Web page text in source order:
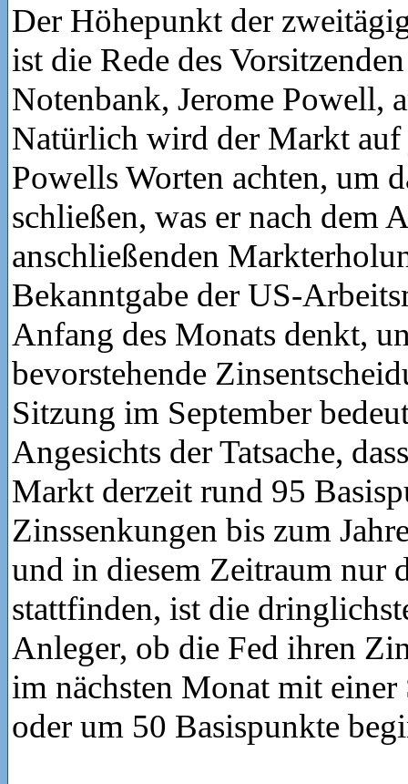
Der Höhepunkt der
ist die Rede des
Notenbank, Jerome Powell,
Natürlich wird der Markt
Powells Worten achten, um
schließen, was er nach dem
anschließenden
Bekanntgabe der US-
Anfang des Monats denkt,
bevorstehende
Sitzung im September
Angesichts der Tatsache,
Markt derzeit rund 95
Zinssenkungen bis zum
und in diesem Zeitraum nur
stattfinden, ist die
Anleger, ob die Fed ihren
im nächsten Monat mit
oder um 50 Basispunkte